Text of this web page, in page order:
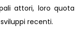
attori, loro
recenti.